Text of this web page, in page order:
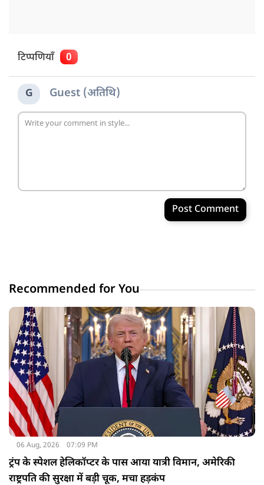
टिप्पणियाँ 0
G Guest (अतिथि)
Post Comment
Recommended for You
06 Aug, 2026 07:09 PM
ट्रंप के स्पेशल हेलिकॉप्टर के पास आया यात्री विमान, अमेरिकी
राष्ट्रपति की सुरक्षा में बड़ी चूक, मचा हड़कंप